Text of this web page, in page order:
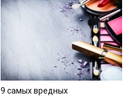
9 самых вредных